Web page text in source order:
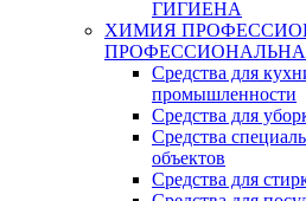
ГИГИЕНА
ХИМИЯ
Средства для
промышленности
Средства для
Средства
объектов
Средства для